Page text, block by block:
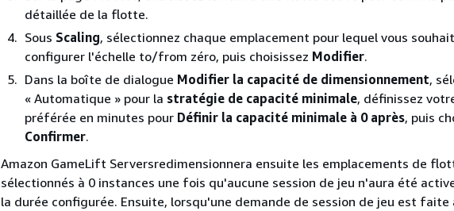
détaillée de la flotte.
Sous Scaling, sélectionnez chaque emplacement pour lequel vous
configurer l'échelle to/from zéro, puis choisissez Modifier.
Dans la boîte de dialogue Modifier la capacité de dimensionnement,
« Automatique » pour la stratégie de capacité minimale, définissez
préférée en minutes pour Définir la capacité minimale à 0 après, puis
Confirmer.
Amazon GameLift Serversredimensionnera ensuite les emplacements de
sélectionnés à 0 instances une fois qu'aucune session de jeu n'aura été
la durée configurée. Ensuite, lorsqu'une demande de session de jeu est faite